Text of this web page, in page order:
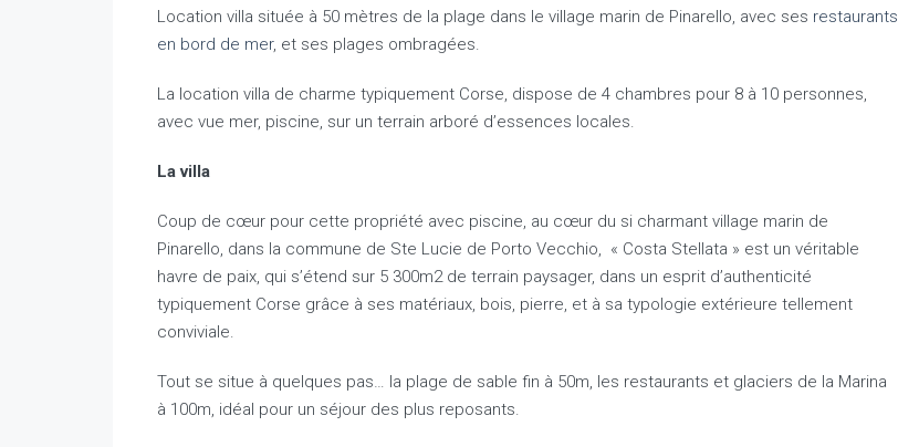
Location villa située à 50 mètres de la plage dans le village marin de Pinarello, avec ses restaurants
en bord de mer, et ses plages ombragées.
La location villa de charme typiquement Corse, dispose de 4 chambres pour 8 à 10 personnes,
avec vue mer, piscine, sur un terrain arboré d’essences locales.
La villa
Coup de cœur pour cette propriété avec piscine, au cœur du si charmant village marin de
Pinarello, dans la commune de Ste Lucie de Porto Vecchio, « Costa Stellata » est un véritable
havre de paix, qui s’étend sur 5 300m2 de terrain paysager, dans un esprit d’authenticité
typiquement Corse grâce à ses matériaux, bois, pierre, et à sa typologie extérieure tellement
conviviale.
Tout se situe à quelques pas… la plage de sable fin à 50m, les restaurants et glaciers de la Marina
à 100m, idéal pour un séjour des plus reposants.